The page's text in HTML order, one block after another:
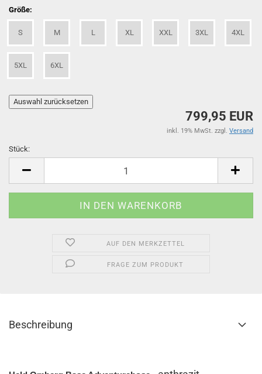
Größe:
S M L XL XXL 3XL 4XL
5XL 6XL
799,95 EUR
inkl. 19% MwSt. zzgl. Versand
Stück:
AUF DEN MERKZETTEL
FRAGE ZUM PRODUKT
Beschreibung